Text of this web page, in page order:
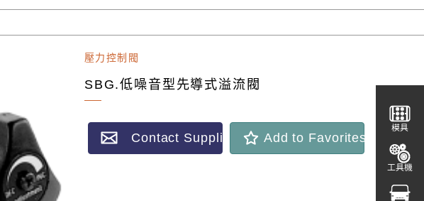
壓力控制閥
SBG.低噪音型先導式溢流閥
Contact Supplier Add to Favorites
模具
工具機